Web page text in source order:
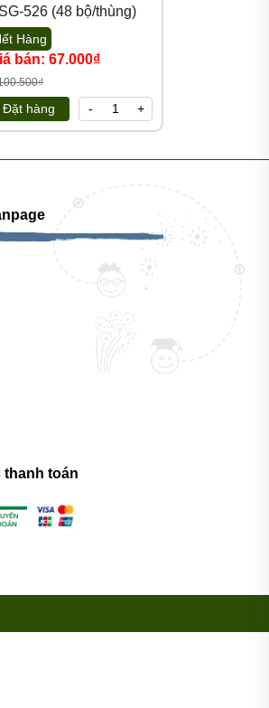
526 (48 bộ/thùng)
Hàng
bán: 67.000₫
Đặt hàng - +
thanh toán